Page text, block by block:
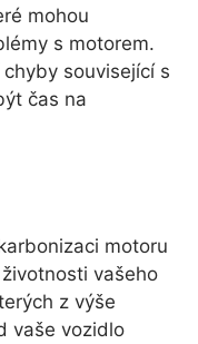
mohou
s motorem.
související s
čas na
motoru
vašeho
z výše
vaše vozidlo